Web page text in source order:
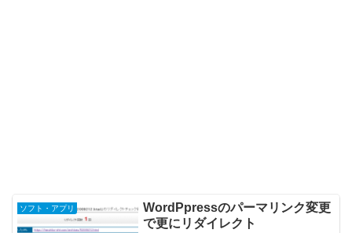
ソフト・アプリ
WordPpressのパーマリンク変更
で更にリダイレクト